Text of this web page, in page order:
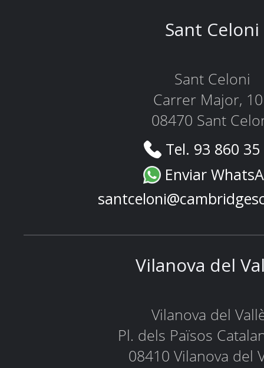
Sant Celoni
Sant Celoni
Carrer Major,
08470 Sant
Tel. 93 860
Enviar
Vilanova del
Vilanova del
Pl. dels Països
08410 Vilanova del